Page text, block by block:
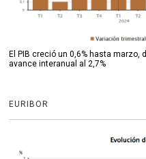
El PIB creció un 0,6% hasta
avance interanual al 2,7%
EURIBOR